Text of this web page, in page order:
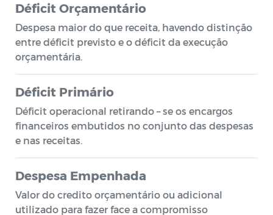
Déficit Orçamentário
Despesa maior do que receita, havendo distinção
entre déficit previsto e o déficit da execução
orçamentária.
Déficit Primário
Déficit operacional retirando – se os encargos
financeiros embutidos no conjunto das despesas
e nas receitas.
Despesa Empenhada
Valor do credito orçamentário ou adicional
utilizado para fazer face a compromisso